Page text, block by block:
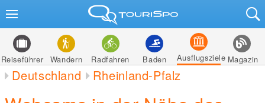
Reiseführer Wandern Radfahren Baden Ausflugsziele Magazin
Deutschland Rheinland-Pfalz